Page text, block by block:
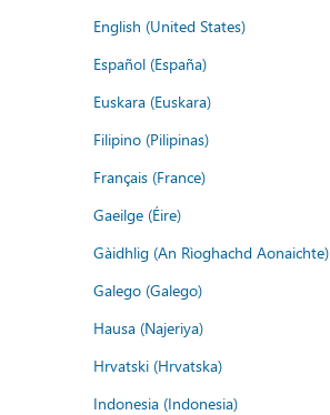
English (United States)
Español (España)
Euskara (Euskara)
Filipino (Pilipinas)
Français (France)
Gaeilge (Éire)
Gàidhlig (An Rìoghachd Aonaichte)
Galego (Galego)
Hausa (Najeriya)
Hrvatski (Hrvatska)
Indonesia (Indonesia)